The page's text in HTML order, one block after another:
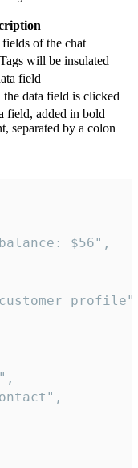
of the chat
will be insulated
field
data field is clicked
field, added in bold
separated by a colon
$56",